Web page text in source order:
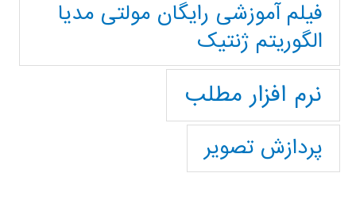
فیلم آموزشی رایگان مولتی مدیا
الگوریتم ژنتیک
نرم افزار مطلب
پردازش تصویر